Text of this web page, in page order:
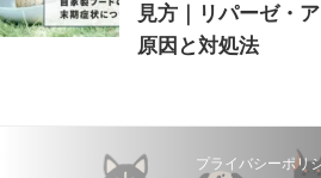
見方｜リパーゼ・
原因と対処法
プライバシーポリ